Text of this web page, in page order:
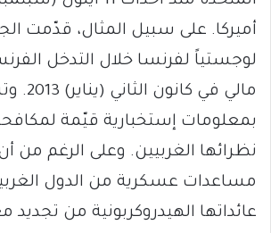
أميركا. على سبيل المثال، قدّمت
لوجستياً لفرنسا خلال التدخل
مالي في
بمعلومات إستخبارية قيّمة
نظرائها الغربيين. وعلى الرغم من أن
مساعدات عسكرية من الدول
عائداتها الهيدروكربونية من تجديد